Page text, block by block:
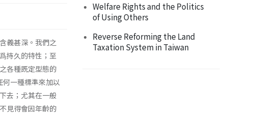
義甚深。我們之
持久的特性；至
各種既定型態的
一種標準來加以
去；尤其在一般
見得會因年齡的
Welfare Rights and the Politics
of Using Others
Reverse Reforming the Land
Taxation System in Taiwan